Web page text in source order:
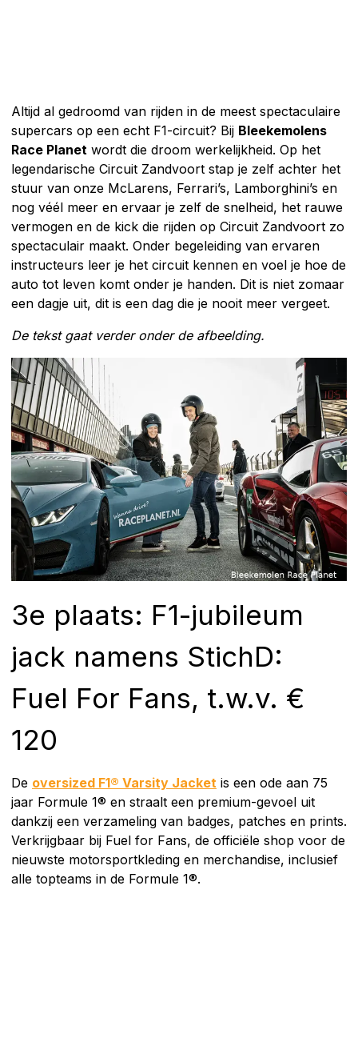
Altijd al gedroomd van rijden in de meest spectaculaire
supercars op een echt F1-circuit? Bij Bleekemolens
Race Planet wordt die droom werkelijkheid. Op het
legendarische Circuit Zandvoort stap je zelf achter het
stuur van onze McLarens, Ferrari’s, Lamborghini’s en
nog véél meer en ervaar je zelf de snelheid, het rauwe
vermogen en de kick die rijden op Circuit Zandvoort zo
spectaculair maakt. Onder begeleiding van ervaren
instructeurs leer je het circuit kennen en voel je hoe de
auto tot leven komt onder je handen. Dit is niet zomaar
een dagje uit, dit is een dag die je nooit meer vergeet.
De tekst gaat verder onder de afbeelding.
3e plaats: F1-jubileum
jack namens StichD:
Fuel For Fans, t.w.v. €
120
De oversized F1® Varsity Jacket is een ode aan 75
jaar Formule 1® en straalt een premium-gevoel uit
dankzij een verzameling van badges, patches en prints.
Verkrijgbaar bij Fuel for Fans, de officiële shop voor de
nieuwste motorsportkleding en merchandise, inclusief
alle topteams in de Formule 1®.